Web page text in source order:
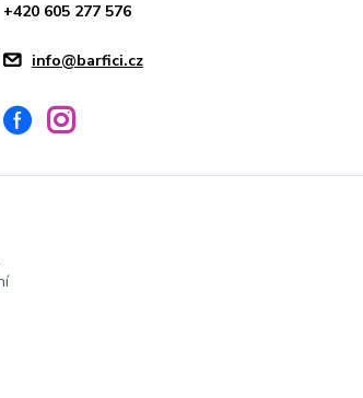
+420 605 277 576
info@barfici.cz